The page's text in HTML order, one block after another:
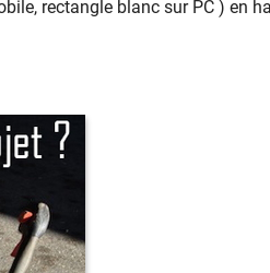
rectangle blanc sur PC ) en